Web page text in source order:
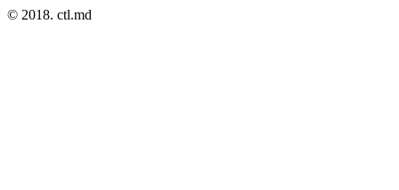
© 2018. ctl.md